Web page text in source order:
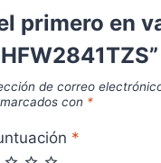
primero en
de correo
con *
*